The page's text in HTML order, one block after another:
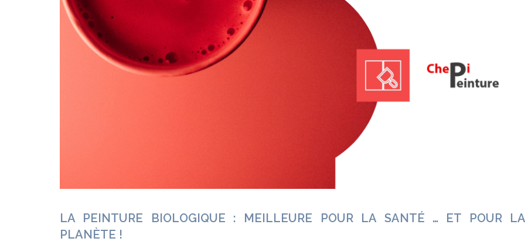
LA PEINTURE BIOLOGIQUE : MEILLEURE POUR LA SANTÉ … ET POUR LA
PLANÈTE !